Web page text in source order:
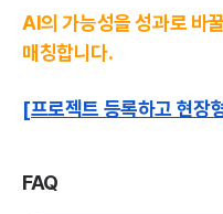
AI의 가능성을 성과로 바
매칭합니다.
[프로젝트 등록하고 현장
FAQ